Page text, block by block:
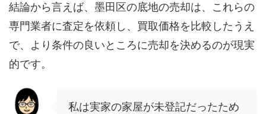
結論から言えば、墨田区の底地の売却は、これらの
専門業者に査定を依頼し、買取価格を比較したうえ
で、より条件の良いところに売却を決めるのが現実
的です。
私は実家の家屋が未登記だったため